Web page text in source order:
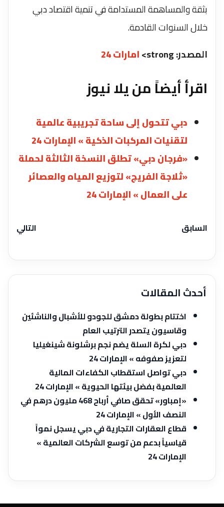
بثقة والمساهمة المستدامة في تنمية اقتصاد دبي
خلال السنوات القادمة.
المصدر: strong>
امارات 24
اقرأ أيضاً من يلا نيوز
دبي تتحول إلى ساحة تجريبية عالمية
لتقنيات المركبات الذكية » الإمارات 24
«فرجان دبي» تطلق النسخة الثالثة لحملة
«ثلاجة الفريج» لتوزيع المياه والعصائر
على العمال » الإمارات 24
السابق التالي
أحدث المقالات
اختتام بطولة دمشق للجودو للأشبال والناشئين
وقاسيون يتصدر الترتيب العام
دبي لكرة السلة يضم نجم برشلونة شينغيليا
لتعزيز صفوفه » الإمارات 24
دبي تواصل استقطاب الكفاءات المالية
العالمية بفضل بيئتها الحيوية » الإمارات 24
«إمباور» تحقق صافي أرباح 468 مليون درهم في
النصف الأول » الإمارات 24
قطاع العقارات التجارية في دبي يسجل نمواً
قياسياً بدعم من توسع الشركات العالمية »
الإمارات 24